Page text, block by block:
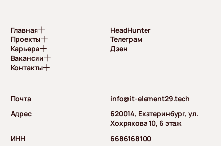
Главная
Проекты
Карьера
Вакансии
Контакты
Почта
info@it-element29.tech
Адрес
620014, Екатеринбург, ул.
Хохрякова 10, 6 этаж
ИНН
6686168100
HeadHunter
Телеграм
Дзен